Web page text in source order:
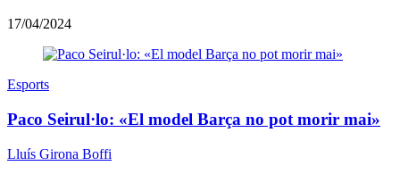
17/04/2024
Esports
Paco Seirul·lo: «El model Barça no pot morir mai»
Lluís Girona Boffi